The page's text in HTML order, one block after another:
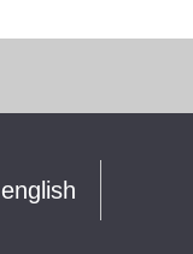
english